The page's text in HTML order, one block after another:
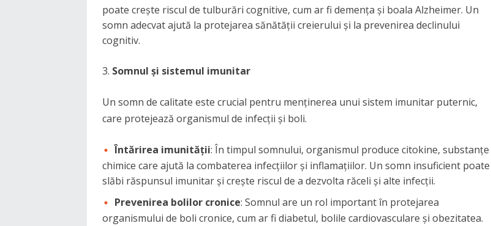
poate crește riscul de tulburări cognitive, cum ar fi demența și boala Alzheimer. Un
somn adecvat ajută la protejarea sănătății creierului și la prevenirea declinului
cognitiv.
Somnul și sistemul imunitar
Un somn de calitate este crucial pentru menținerea unui sistem imunitar puternic,
care protejează organismul de infecții și boli.
Întărirea imunității: În timpul somnului, organismul produce citokine, substanțe
chimice care ajută la combaterea infecțiilor și inflamațiilor. Un somn insuficient poate
slăbi răspunsul imunitar și crește riscul de a dezvolta răceli și alte infecții.
Prevenirea bolilor cronice: Somnul are un rol important în protejarea
organismului de boli cronice, cum ar fi diabetul, bolile cardiovasculare și obezitatea.